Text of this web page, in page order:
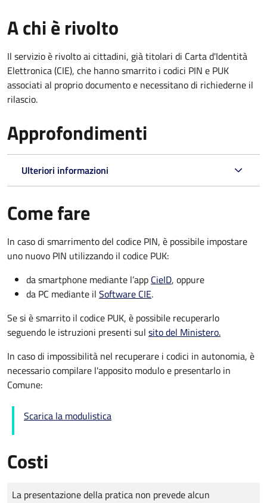
A chi è rivolto
Il servizio è rivolto ai cittadini, già titolari di Carta d'Identità
Elettronica (CIE), che hanno smarrito i codici PIN e PUK
associati al proprio documento e necessitano di richiederne il
rilascio.
Approfondimenti
Ulteriori informazioni
Come fare
In caso di smarrimento del codice PIN, è possibile impostare
uno nuovo PIN utilizzando il codice PUK:
da smartphone mediante l’app CieID, oppure
da PC mediante il Software CIE.
Se si è smarrito il codice PUK, è possibile recuperarlo
seguendo le istruzioni presenti sul sito del Ministero.
In caso di impossibilità nel recuperare i codici in autonomia, è
necessario compilare l'apposito modulo e presentarlo in
Comune:
Scarica la modulistica
Costi
Tipo di pagamento
Importo
La presentazione della pratica non prevede alcun